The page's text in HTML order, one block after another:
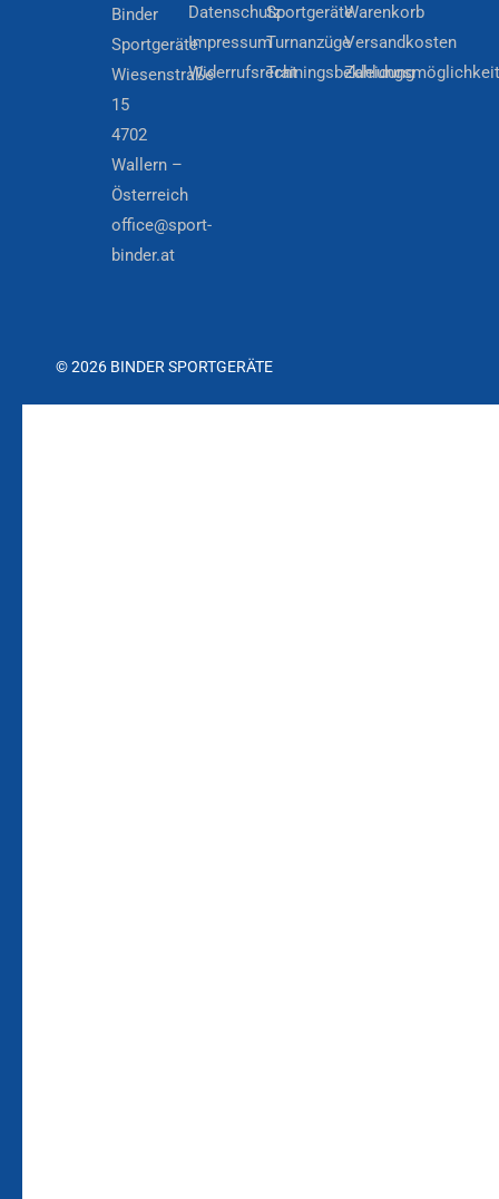
Binder
Sportgeräte
Wiesenstraße
15
4702
Wallern –
Österreich
office@sport-
binder.at
Datenschutz
Impressum
Widerrufsrecht
Sportgeräte
Turnanzüge
Trainingsbekleidung
Warenkorb
Versandkosten
© 2026 BINDER SPORTGERÄTE